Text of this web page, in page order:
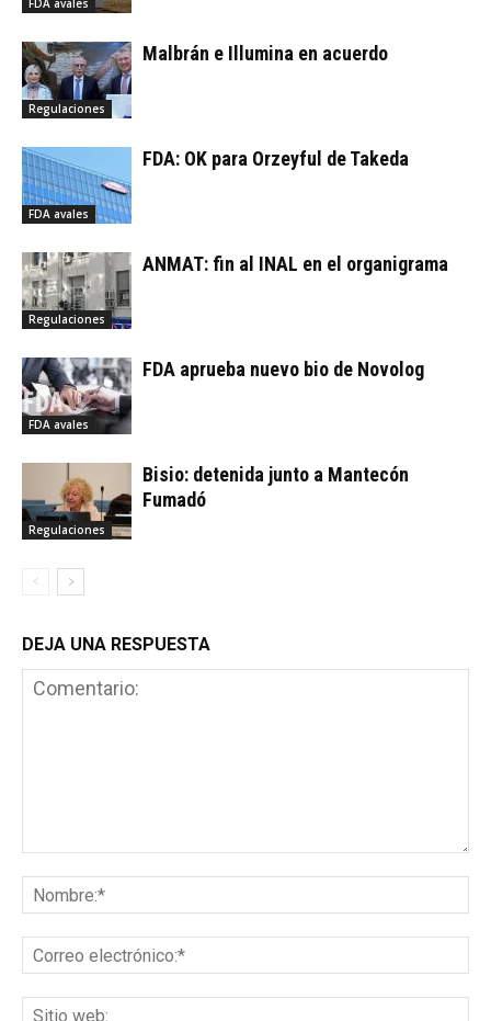
FDA avales
Regulaciones
Malbrán e Illumina en acuerdo
FDA avales
FDA: OK para Orzeyful de Takeda
Regulaciones
ANMAT: fin al INAL en el organigrama
FDA avales
FDA aprueba nuevo bio de Novolog
Regulaciones
Bisio: detenida junto a Mantecón
Fumadó
DEJA UNA RESPUESTA